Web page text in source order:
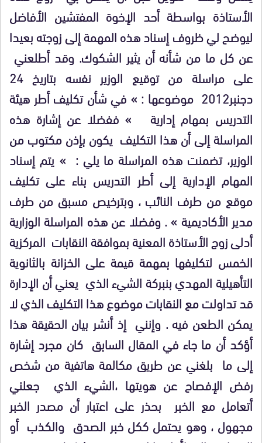
الأستاذة بواسطة أحد الإخوة المفتشين الأفاضل
ليوضح لي ظروف إسناد هذه المهمة إلى زوجته بعيدا
عن كل ما من شأنه أن يثير الشكوك. وقد أطلعني
على مراسلة من توقيع الوزير نفسه بتاريخ 24
دجنبر2012 موضوعها : » في شأن تكليف أطر هيئة
التدريس بمهام إدارية » ففضلا عن إشارة هذه
المراسلة إلى أن هذا التكليف يكون بإذن مكتوب من
الوزير، تضمنت هذه المراسلة ما يلي : » يتم إسناد
المهام الإدارية إلى أطر التدريس بناء على تكليف
موقع من طرف النائب ، وبترخيص مسبق من طرف
مدير الأكاديمية » . وفضلا عن هذه المراسلة الوزارية
أدلى زوج الأستاذة المعنية بموافقة النقابات المركزية
الخمس لتكليفها بمهمة قيمة على الخزانة بالثانوية
التأهيلية المهدي بنبركة الشيء الذي يعني أن الإدارة
قد تداولت مع النقابات موضوع هذا التكليف الذي لا
يمكن الطعن فيه . وإنني إذ أنشر بيان الحقيقة هذا
أؤكد أن ما جاء في المقال السابق كان مجرد إشارة
إلى ما بلغني عن طريق مكالمة هاتفية من شخص
رفض الإفصاح عن هويتها ،الشيء الذي جعلني
أتعامل مع الخبر بحذر على اعتبار أن مصدر الخبر
مجهول ، وهو يحتمل ككل خبر الصدق والكذب أو